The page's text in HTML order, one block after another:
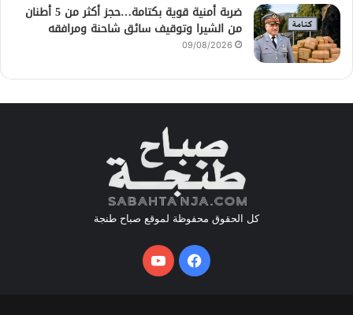
ضربة أمنية قوية بكتامة…حجز أكثر من 5 أطنان
من الشيرا وتوقيف سائق شاحنة ومرافقه
09/08/2026
كل الحقوق محفوظة لموقع صباح طنجة
فيسبوكيوتيوب